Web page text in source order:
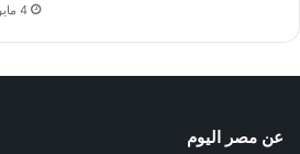
4 مايو، 2026
عن مصر اليوم